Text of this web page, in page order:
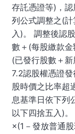
存託憑證等)，
列公式調整之(
入)。 調整後認
數＋(每股繳款
(已發行股數＋新
7.2認股權憑證
股時價之比率超
息基準日依下列
以下四捨五入)
×(1－發放普通